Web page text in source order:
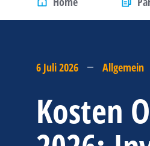
6 Juli 2026 Allgemein
Kosten